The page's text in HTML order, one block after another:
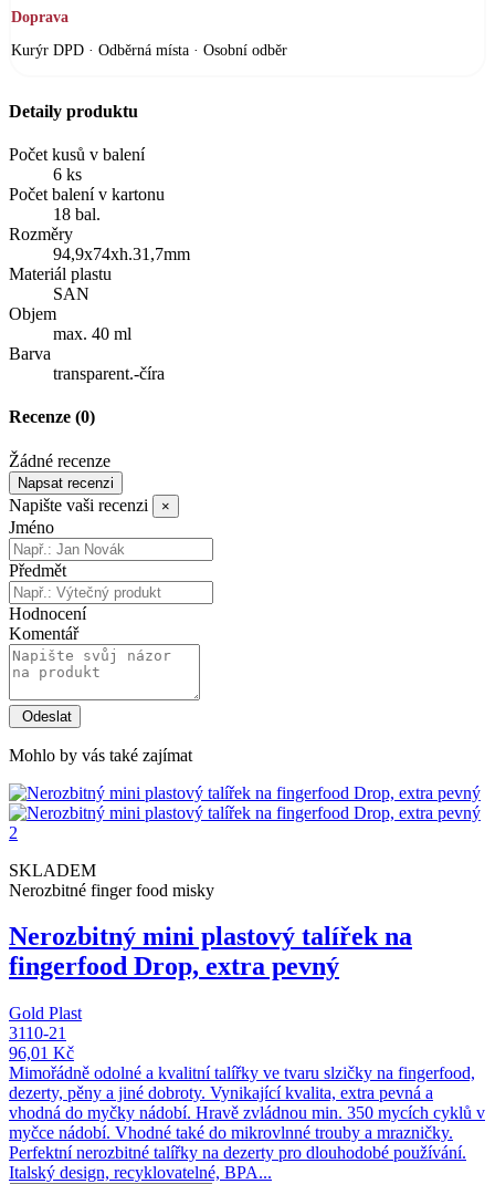
Doprava
Kurýr DPD · Odběrná místa · Osobní odběr
Detaily produktu
Počet kusů v balení
6 ks
Počet balení v kartonu
18 bal.
Rozměry
94,9x74xh.31,7mm
Materiál plastu
SAN
Objem
max. 40 ml
Barva
transparent.-číra
Recenze (0)
Žádné recenze
Napsat recenzi
Napište vaši recenzi ×
Jméno
Předmět
Hodnocení
Komentář
Mohlo by vás také zajímat
SKLADEM
Nerozbitné finger food misky
Nerozbitný mini plastový talířek na
fingerfood Drop, extra pevný
Gold Plast
3110-21
96,01 Kč
Mimořádně odolné a kvalitní talířky ve tvaru slzičky na fingerfood,
dezerty, pěny a jiné dobroty. Vynikající kvalita, extra pevná a
vhodná do myčky nádobí. Hravě zvládnou min. 350 mycích cyklů v
myčce nádobí. Vhodné také do mikrovlnné trouby a mrazničky.
Perfektní nerozbitné talířky na dezerty pro dlouhodobé používání.
Italský design, recyklovatelné, BPA...